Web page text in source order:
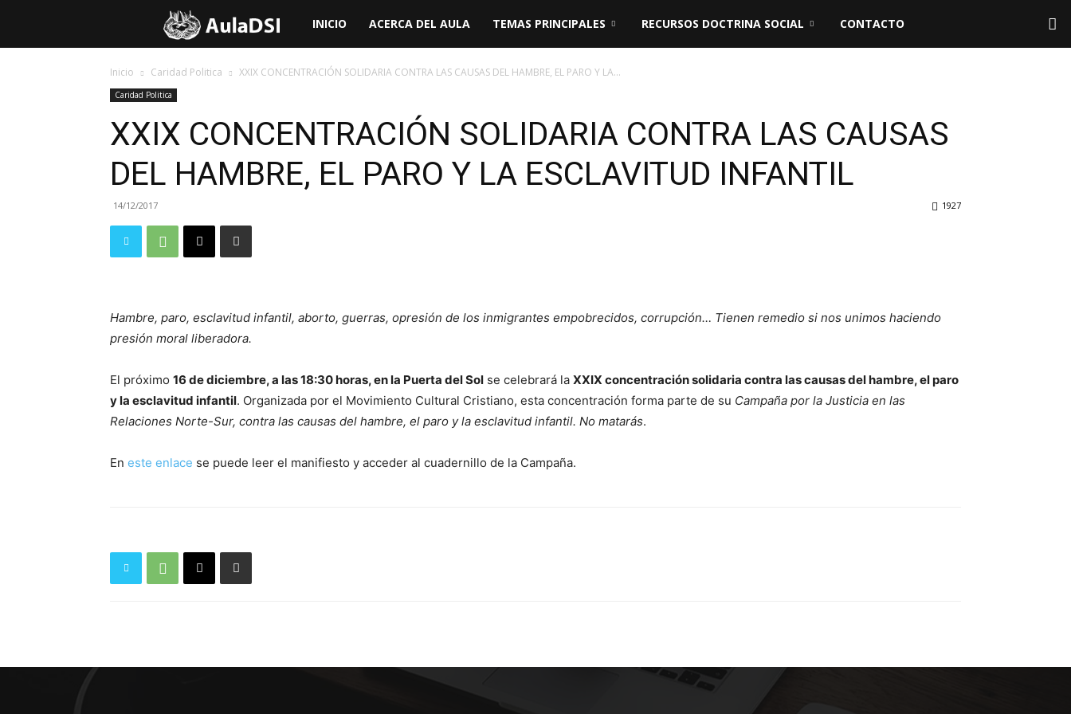
Aula
de
Doctrina
Social
Iglesia
INICIO ACERCA DEL AULA TEMAS PRINCIPALES RECURSOS DOCTRINA SOCIAL CONTACTO
Inicio Caridad Politica XXIX CONCENTRACIÓN SOLIDARIA CONTRA LAS CAUSAS DEL HAMBRE, EL PARO Y LA...
Caridad Politica
XXIX CONCENTRACIÓN SOLIDARIA CONTRA LAS CAUSAS
DEL HAMBRE, EL PARO Y LA ESCLAVITUD INFANTIL
14/12/2017 1927
Hambre, paro, esclavitud infantil, aborto, guerras, opresión de los inmigrantes empobrecidos, corrupción… Tienen remedio si nos unimos haciendo
presión moral liberadora.
El próximo 16 de diciembre, a las 18:30 horas, en la Puerta del Sol se celebrará la XXIX concentración solidaria contra las causas del hambre, el paro
y la esclavitud infantil. Organizada por el Movimiento Cultural Cristiano, esta concentración forma parte de su Campaña por la Justicia en las
Relaciones Norte-Sur, contra las causas del hambre, el paro y la esclavitud infantil. No matarás.
En este enlace se puede leer el manifiesto y acceder al cuadernillo de la Campaña.